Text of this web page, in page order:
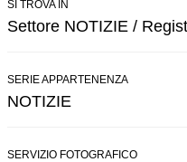
SI TROVA IN
Settore NOTIZIE /
SERIE APPARTENENZA
NOTIZIE
SERVIZIO FOTOGRAFICO